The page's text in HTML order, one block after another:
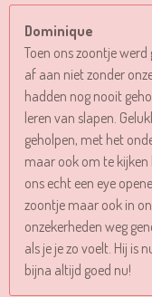
Dominique
Toen ons zoontje
af aan niet zonder
hadden nog nooit
leren van slapen.
geholpen, met het
maar ook om te kijken
ons echt een eye
zoontje maar ook in
onzekerheden weg
als je je zo voelt. Hij is
bijna altijd goed nu!